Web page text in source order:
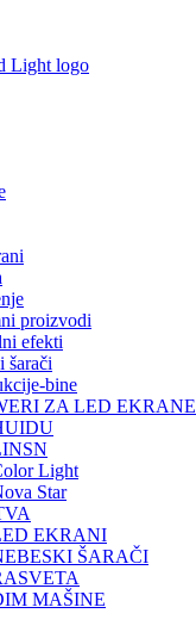
proizvodi
efekti
šarači
bine
ZA LED
Light
Star
EKRANI
ŠARAČI
MAŠINE